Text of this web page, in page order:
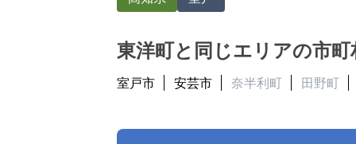
東洋町と同じエリアの市町
室戸市 安芸市 奈半利町 田野町